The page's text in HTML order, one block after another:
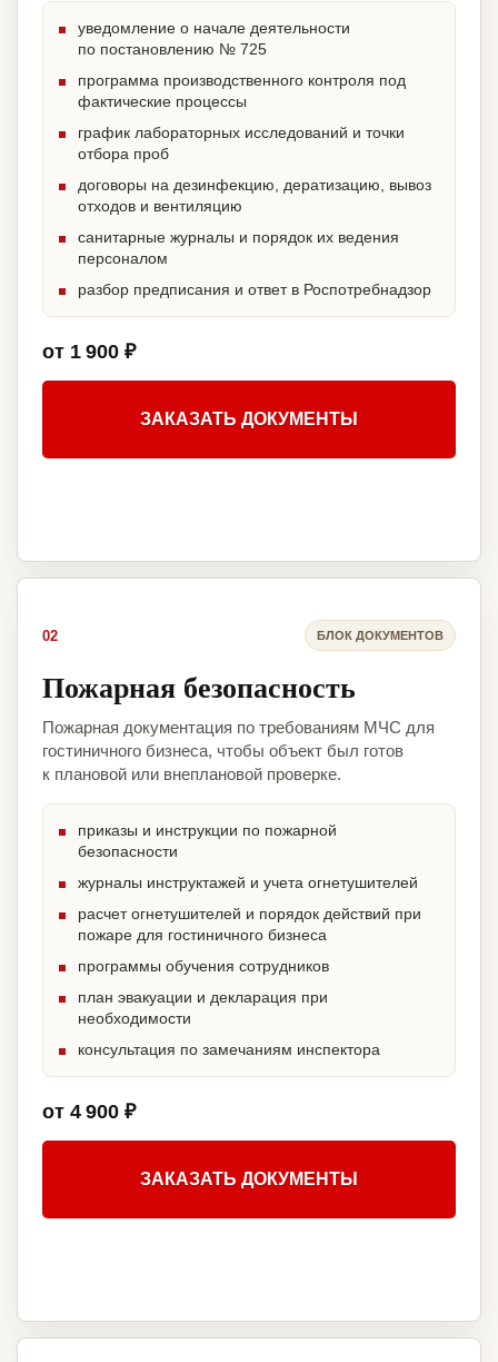
уведомление о начале деятельности
по постановлению № 725
программа производственного контроля под
фактические процессы
график лабораторных исследований и точки
отбора проб
договоры на дезинфекцию, дератизацию, вывоз
отходов и вентиляцию
санитарные журналы и порядок их ведения
персоналом
разбор предписания и ответ в Роспотребнадзор
от 1 900 ₽
ЗАКАЗАТЬ ДОКУМЕНТЫ
02 БЛОК ДОКУМЕНТОВ
Пожарная безопасность
Пожарная документация по требованиям МЧС для
гостиничного бизнеса, чтобы объект был готов
к плановой или внеплановой проверке.
приказы и инструкции по пожарной
безопасности
журналы инструктажей и учета огнетушителей
расчет огнетушителей и порядок действий при
пожаре для гостиничного бизнеса
программы обучения сотрудников
план эвакуации и декларация при
необходимости
консультация по замечаниям инспектора
от 4 900 ₽
ЗАКАЗАТЬ ДОКУМЕНТЫ